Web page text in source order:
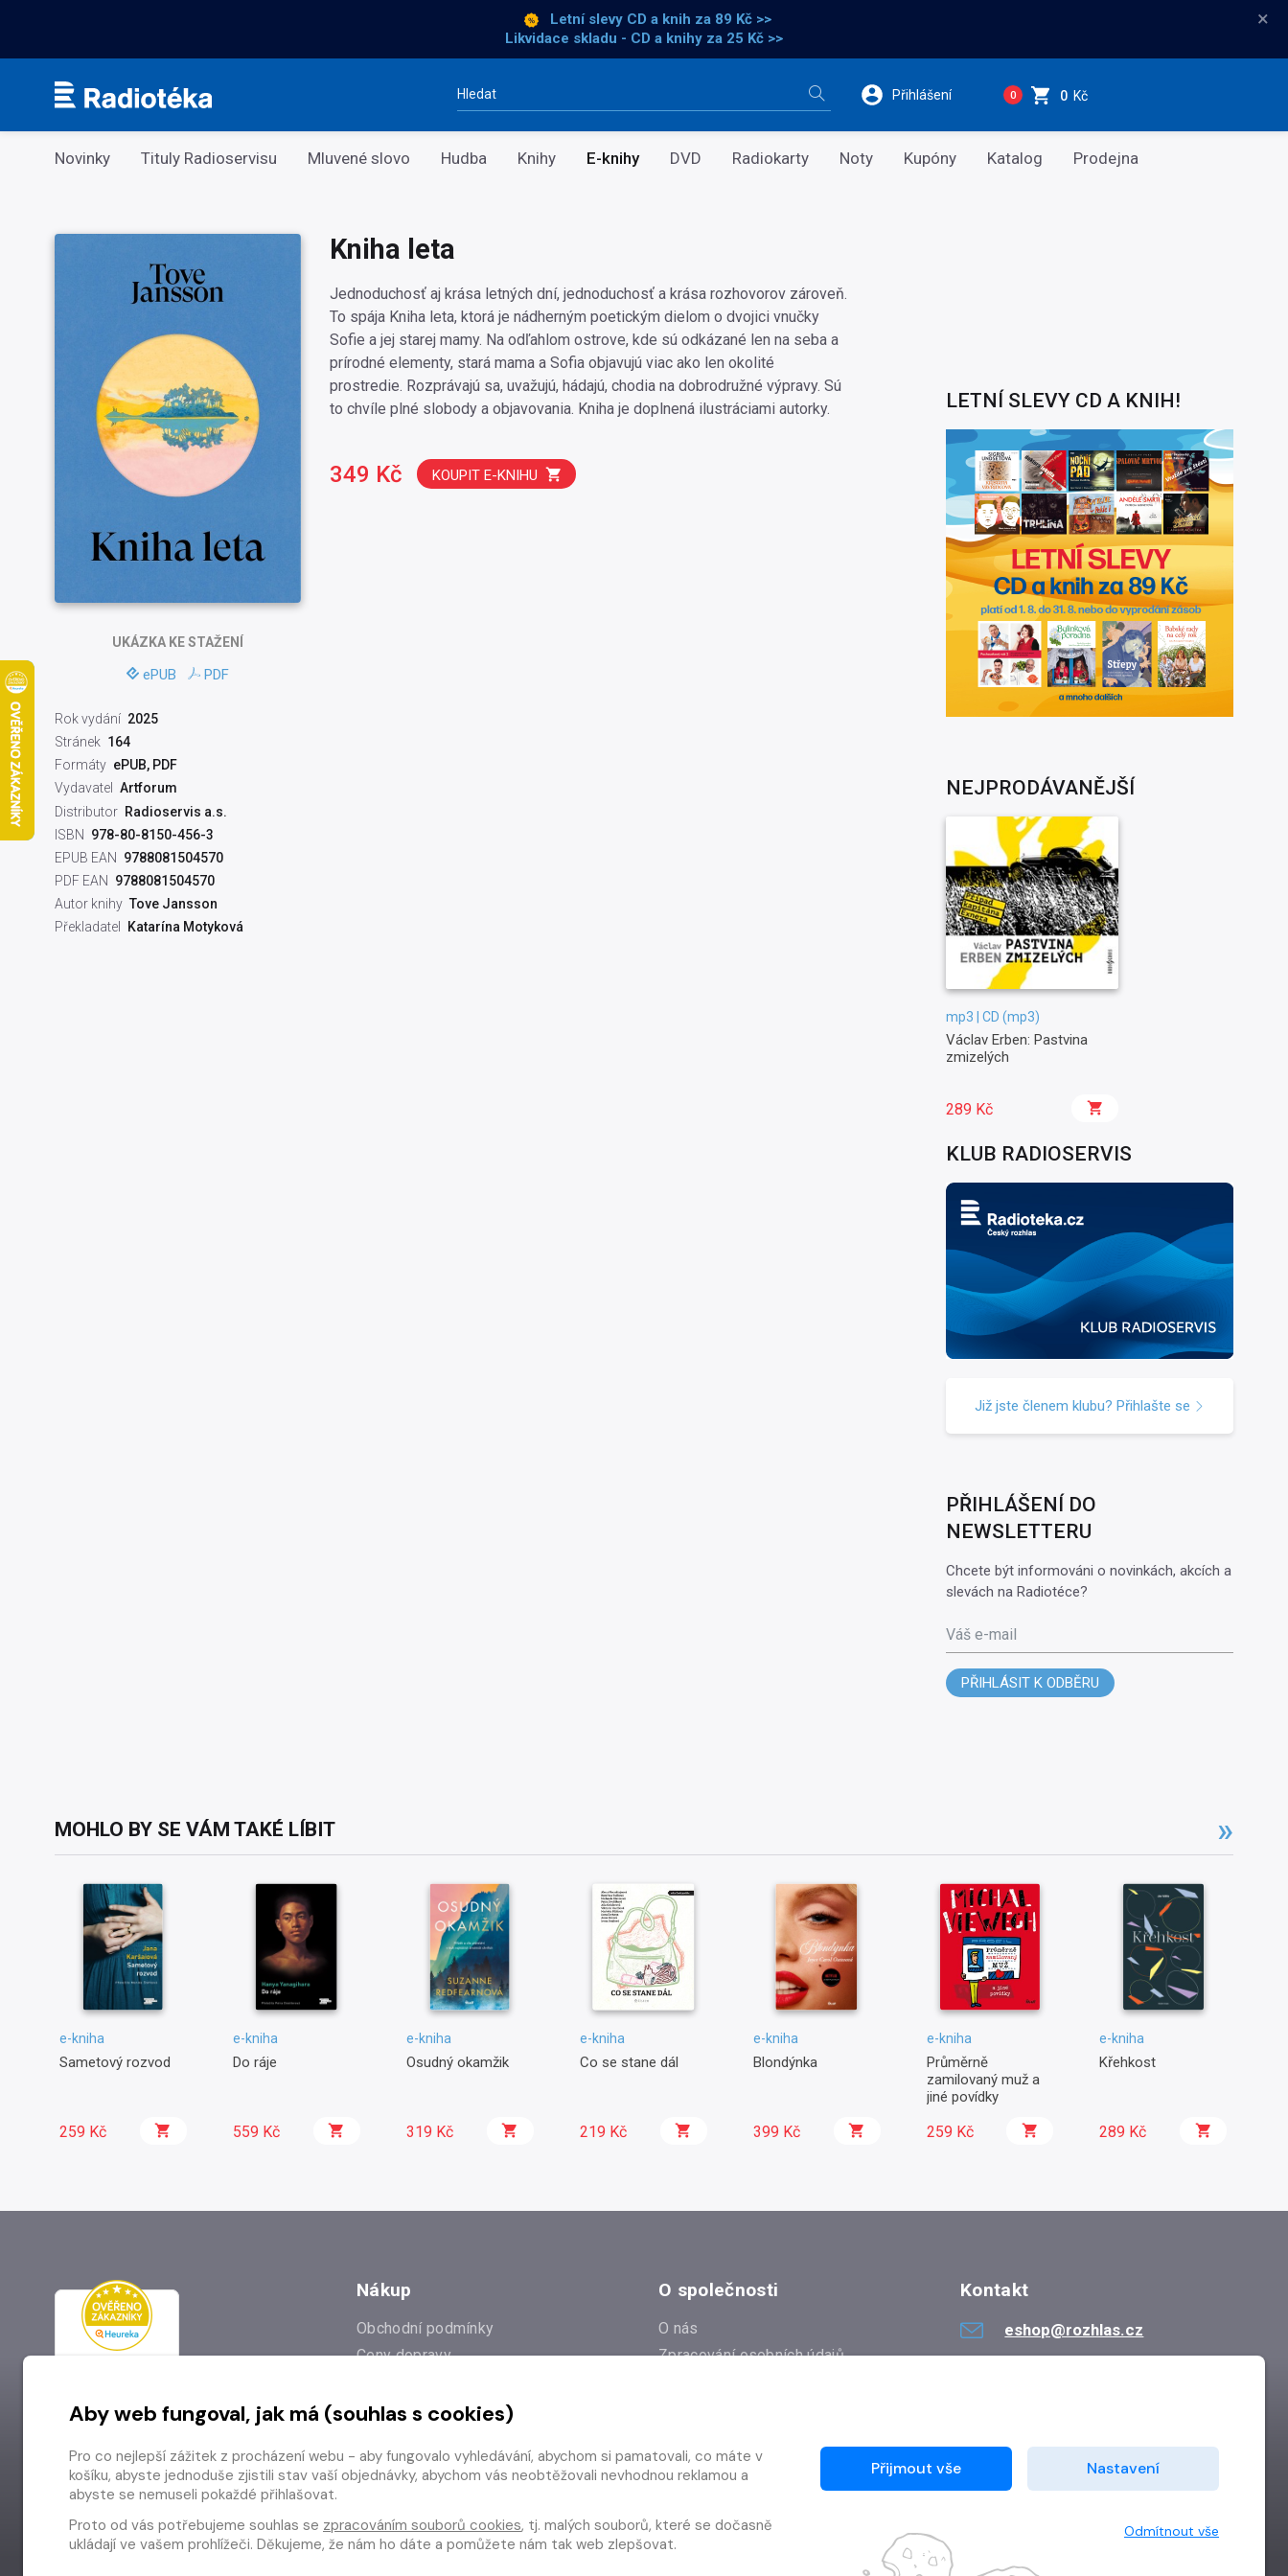
Letní slevy CD a knih za 89 Kč >>
Likvidace skladu - CD a knihy za 25 Kč >>
×
Vyhledávání Přihlášení 0 0 Kč
Kategorie
Novinky Tituly Radioservisu Mluvené slovo Hudba Knihy E-knihy DVD Radiokarty Noty Kupóny Katalog Prodejna
UKÁZKAKE STAŽENÍ
ePUB PDF
Rok vydání 2025
Stránek 164
Formáty ePUB, PDF
Vydavatel
Artforum
Distributor Radioservis a.s.
ISBN
978-80-8150-456-3
EPUB EAN
9788081504570
PDF EAN
9788081504570
Autor knihy Tove Jansson
Překladatel
Katarína Motyková
Kniha leta
Jednoduchosť aj krása letných dní, jednoduchosť a krása rozhovorov zároveň.
To spája Kniha leta, ktorá je nádherným poetickým dielom o dvojici vnučky
Sofie a jej starej mamy. Na odľahlom ostrove, kde sú odkázané len na seba a
prírodné elementy, stará mama a Sofia objavujú viac ako len okolité
prostredie. Rozprávajú sa, uvažujú, hádajú, chodia na dobrodružné výpravy. Sú
to chvíle plné slobody a objavovania. Kniha je doplnená ilustráciami autorky.
349 Kč KOUPIT E-KNIHU
LETNÍ SLEVY CD A KNIH!
NEJPRODÁVANĚJŠÍ
mp3 | CD (mp3)
Václav Erben: Pastvina
zmizelých
289 Kč
KLUB RADIOSERVIS
Již jste členem klubu? Přihlašte se
PŘIHLÁŠENÍ DO
NEWSLETTERU
Chcete být informováni o novinkách, akcích a
slevách na Radiotéce?
Váš e-mail
PŘIHLÁSIT K ODBĚRU
MOHLO BY SE VÁM TAKÉ LÍBIT
e-kniha
Sametový rozvod
259 Kč
e-kniha
Do ráje
559 Kč
e-kniha
Osudný okamžik
319 Kč
e-kniha
Co se stane dál
219 Kč
e-kniha
Blondýnka
399 Kč
e-kniha
Průměrně
zamilovaný muž a
jiné povídky
259 Kč
e-kniha
Křehkost
289 Kč
Nákup
Obchodní podmínky
Ceny dopravy
Prodejna
Odstoupení od smlouvy
O společnosti
O nás
Zpracování osobních údajů
Kontakt
eshop@rozhlas.cz
Aby web fungoval, jak má (souhlas s cookies)
Pro co nejlepší zážitek z procházení webu - aby fungovalo vyhledávání, abychom si pamatovali, co máte v
košíku, abyste jednoduše zjistili stav vaší objednávky, abychom vás neobtěžovali nevhodnou reklamou a
abyste se nemuseli pokaždé přihlašovat.
Proto od vás potřebujeme souhlas se zpracováním souborů cookies, tj. malých souborů, které se dočasně
ukládají ve vašem prohlížeči. Děkujeme, že nám ho dáte a pomůžete nám tak web zlepšovat.
Přijmout vše Nastavení
Odmítnout vše